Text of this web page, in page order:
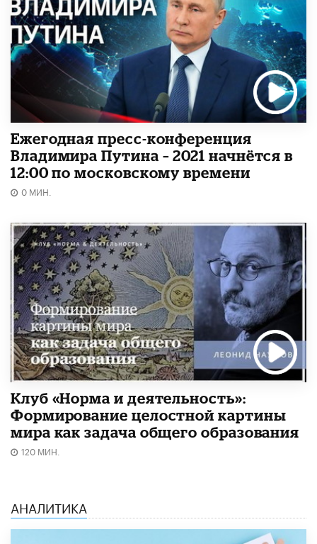
Ежегодная пресс-конференция
Владимира Путина – 2021 начнётся в
12:00 по московскому времени
0 МИН.
Клуб «Норма и деятельность»:
Формирование целостной картины
мира как задача общего образования
120 МИН.
АНАЛИТИКА